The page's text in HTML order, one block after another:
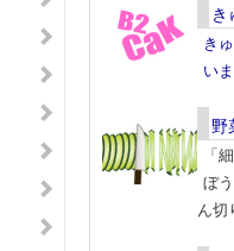
き
い
野
「
ぼ
ん切